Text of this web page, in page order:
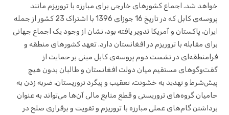
خواهد شد. اجماع کشورهای خارجی برای مبارزه با تروریزم مانند
پروسه‌ی کابل که در تاریخ 16 جوزای 1396 با اشتراک 23 کشور از جمله
ایران، پاکستان و آمریکا تدویر یافته بود، نشان از وجود یک اجماع جهانی
برای مقابله با تروریزم در افغانستان دارد. تعهد کشورهای منطقه و
فرامنطقه‌ای در نشست دوم پروسه‌ی کابل مبنی بر حمایت از
گفت‌وگوهای مستقیم میان دولت افغانستان و طالبان بدون هیچ
پیش‌شرط و تهدید به خشونت، تعقیب و پیگرد تروریستان، ضربه زدن به
حامیان گروه‌های تروریستی و قطع منابع مالی آن‌ها می‌تواند به عنوان
برداشتن گام‌های عملی مبارزه با تروریزم و تقویت و برقراری صلح در